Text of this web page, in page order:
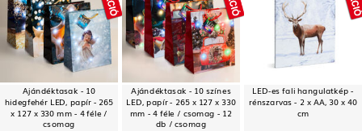
Ajándéktasak - 10
hidegfehér LED, papír - 265
x 127 x 330 mm - 4 féle /
csomag
Ajándéktasak - 10 színes
LED, papír - 265 x 127 x 330
mm - 4 féle / csomag - 12
db / csomag
LED-es fali hangulatkép -
rénszarvas - 2 x AA, 30 x 40
cm